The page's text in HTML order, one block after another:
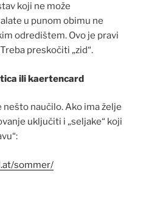
koji ne može
u punom obimu ne
odredištem. Ovo je pravi
preskočiti „zid“.
ili kaertencard
nešto naučilo. Ako ima želje
uključiti i „seljake“ koji
sommer/